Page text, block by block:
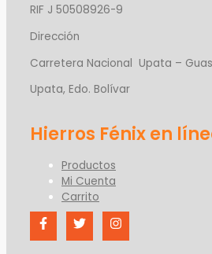
RIF J 50508926-9
Dirección
Carretera Nacional Upata –
Upata, Edo. Bolívar
Productos
Mi Cuenta
Carrito